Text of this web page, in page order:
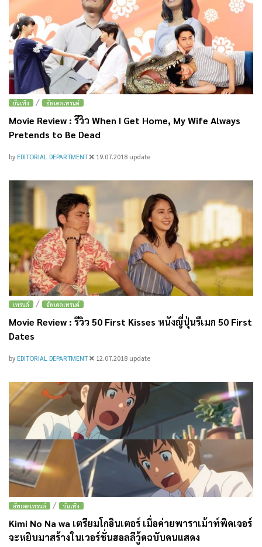
บันเทิง / อัพเดตเทรนด์
Movie Review : รีวิว When I Get Home, My Wife Always
Pretends to Be Dead
by EDITORIAL DEPARTMENT 19.07.2018 update
เทรนด์ / อัพเดตเทรนด์
Movie Review : รีวิว 50 First Kisses หนังญี่ปุ่นรีเมก 50 First
Dates
by EDITORIAL DEPARTMENT 12.07.2018 update
อัพเดตเทรนด์ / บันเทิง
Kimi No Na wa เตรียมโกอินเตอร์ เมื่อค่ายพาราเม้าท์พิคเจอร์
จะหยิบมาสร้างในเวอร์ชั่นฮอลลีวู้ดฉบับคนแสดง